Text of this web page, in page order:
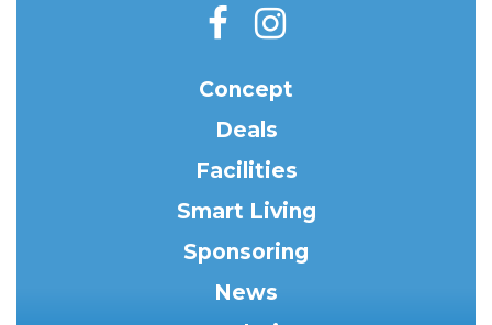
Concept
Deals
Facilities
Smart Living
Sponsoring
News